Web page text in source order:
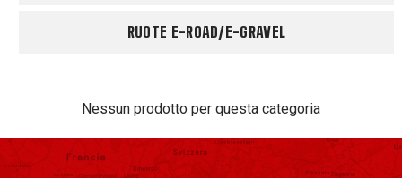
RUOTE E-ROAD/E-GRAVEL
Nessun prodotto per questa categoria